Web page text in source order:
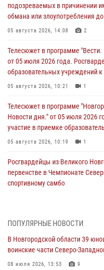
подозреваемых в причинении
обмана или злоупотребления
05 августа 2026, 14:08 2
Телесюжет в программе
от 05 июля 2026 года.
образовательных учреждений к
05 августа 2026, 10:21 1
Телесюжет в программе
Новости дня." от 05 июля 2026
участие в приемке
05 августа 2026, 10:19 1
Росгвардейцы из Великого
первенстве в Чемпионате
спортивному самбо
детского лагеря
04 августа 2026, 09:13 5
Новгородские росгвардейцы
ПОПУЛЯРНЫЕ НОВОСТИ
В Новгородской области 39
воинские части Северо-
08 июля 2026, 13:53 9